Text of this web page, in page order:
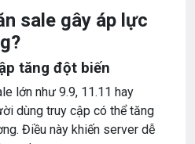
sale gây áp lực
tăng đột biến
lớn như 9.9, 11.11 hay
dùng truy cập có thể tăng
Điều này khiến server dễ